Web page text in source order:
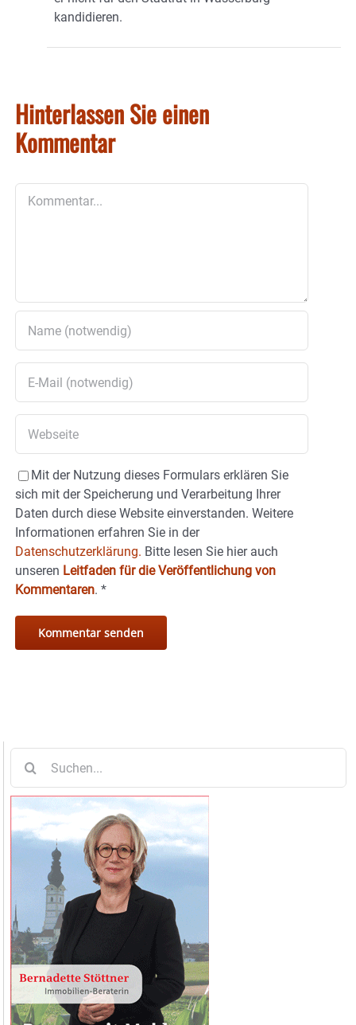
kandidieren.
Hinterlassen Sie einen
Kommentar
Mit der Nutzung dieses Formulars erklären Sie
sich mit der Speicherung und Verarbeitung Ihrer
Daten durch diese Website einverstanden. Weitere
Informationen erfahren Sie in der
Datenschutzerklärung. Bitte lesen Sie hier auch
unseren Leitfaden für die Veröffentlichung von
Kommentaren. *
nach: